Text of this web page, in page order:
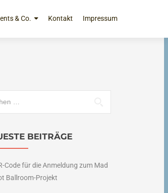
& Co. Kontakt Impressum
BEITRÄGE
Code für die Anmeldung zum Mad
Ballroom-Projekt